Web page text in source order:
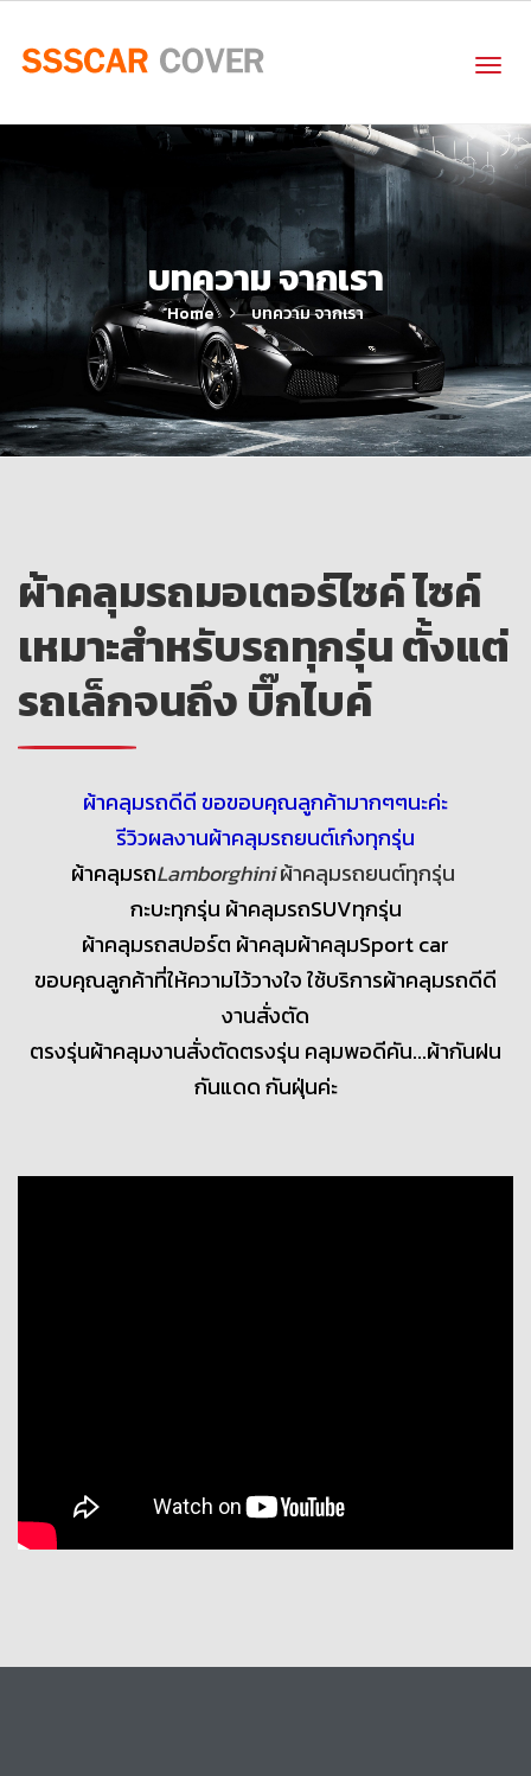
บทความ จากเรา
Home บทความ จากเรา
ผ้าคลุมรถมอเตอร์ไซค์ ไซค์
เหมาะสำหรับรถทุกรุ่น ตั้งแต่
รถเล็กจนถึง บิ๊กไบค์
ผ้าคลุมรถดีดี ขอขอบคุณลูกค้ามากๆๆนะค่ะ
รีวิวผลงานผ้าคลุมรถยนต์เก๋งทุกรุ่น
ผ้าคลุมรถLamborghiniผ้าคลุมรถยนต์ทุกรุ่น
กะบะทุกรุ่น ผ้าคลุมรถSUVทุกรุ่น
ผ้าคลุมรถสปอร์ต ผ้าคลุมผ้าคลุมSport car
ขอบคุณลูกค้าที่ให้ความไว้วางใจ ใช้บริการผ้าคลุมรถดีดี
งานสั่งตัด
ตรงรุ่นผ้าคลุมงานสั่งตัดตรงรุ่น คลุมพอดีคัน...ผ้ากันฝน
กันแดด กันฝุ่นค่ะ